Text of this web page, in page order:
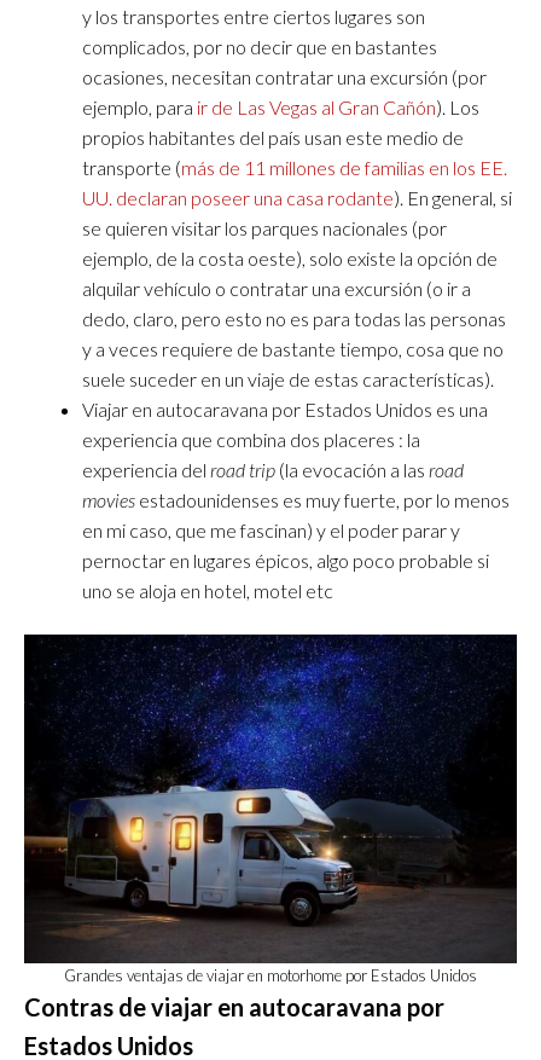
y los transportes entre ciertos lugares son
complicados, por no decir que en bastantes
ocasiones, necesitan contratar una excursión (por
ejemplo, para ir de Las Vegas al Gran Cañón). Los
propios habitantes del país usan este medio de
transporte (más de 11 millones de familias en los EE.
UU. declaran poseer una casa rodante). En general, si
se quieren visitar los parques nacionales (por
ejemplo, de la costa oeste), solo existe la opción de
alquilar vehículo o contratar una excursión (o ir a
dedo, claro, pero esto no es para todas las personas
y a veces requiere de bastante tiempo, cosa que no
suele suceder en un viaje de estas características).
Viajar en autocaravana por Estados Unidos es una
experiencia que combina dos placeres : la
experiencia del road trip (la evocación a las road
movies estadounidenses es muy fuerte, por lo menos
en mi caso, que me fascinan) y el poder parar y
pernoctar en lugares épicos, algo poco probable si
uno se aloja en hotel, motel etc
Grandes ventajas de viajar en motorhome por Estados Unidos
Contras de viajar en autocaravana por
Estados Unidos